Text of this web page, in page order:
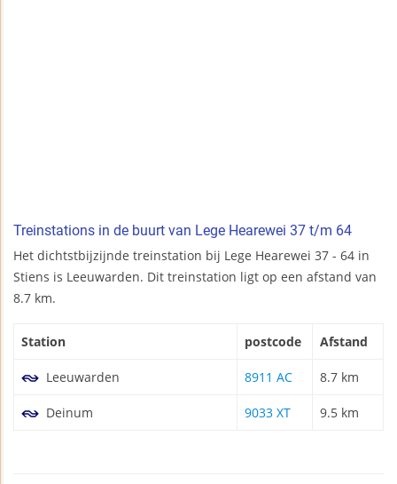
Treinstations in de buurt van Lege Hearewei 37 t/m 64
Het dichtstbijzijnde treinstation bij Lege Hearewei 37 - 64 in
Stiens is Leeuwarden. Dit treinstation ligt op een afstand van
8.7 km.
Station postcode Afstand
Leeuwarden 8911 AC 8.7 km
Deinum 9033 XT 9.5 km